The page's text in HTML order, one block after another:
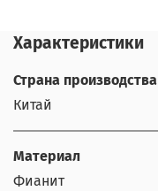
Характеристики
Страна производства
Китай
Материал
Фианит